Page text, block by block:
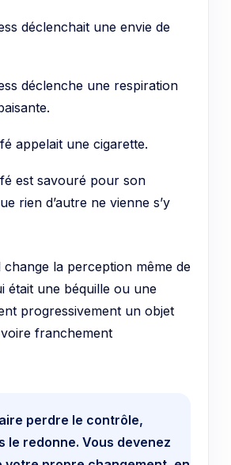
déclenchait une envie de
déclenche une respiration
appelait une cigarette.
est savouré pour son
rien d’autre ne vienne s’y
la perception même de
était une béquille ou une
progressivement un objet
franchement
perdre le contrôle,
le redonne. Vous devenez